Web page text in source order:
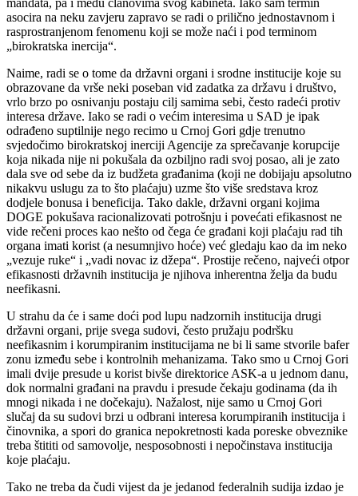
mandata, pa i među članovima svog kabineta. Iako sam termin
asocira na neku zavjeru zapravo se radi o prilično jednostavnom i
rasprostranjenom fenomenu koji se može naći i pod terminom
„birokratska inercija“.
Naime, radi se o tome da državni organi i srodne institucije koje su
obrazovane da vrše neki poseban vid zadatka za državu i društvo,
vrlo brzo po osnivanju postaju cilj samima sebi, često radeći protiv
interesa države. Iako se radi o većim interesima u SAD je ipak
odrađeno suptilnije nego recimo u Crnoj Gori gdje trenutno
svjedočimo birokratskoj inerciji Agencije za sprečavanje korupcije
koja nikada nije ni pokušala da ozbiljno radi svoj posao, ali je zato
dala sve od sebe da iz budžeta građanima (koji ne dobijaju apsolutno
nikakvu uslugu za to što plaćaju) uzme što više sredstava kroz
dodjele bonusa i beneficija. Tako dakle, državni organi kojima
DOGE pokušava racionalizovati potrošnju i povećati efikasnost ne
vide rečeni proces kao nešto od čega će građani koji plaćaju rad tih
organa imati korist (a nesumnjivo hoće) već gledaju kao da im neko
„vezuje ruke“ i „vadi novac iz džepa“. Prostije rečeno, najveći otpor
efikasnosti državnih institucija je njihova inherentna želja da budu
neefikasni.
U strahu da će i same doći pod lupu nadzornih institucija drugi
državni organi, prije svega sudovi, često pružaju podršku
neefikasnim i korumpiranim institucijama ne bi li same stvorile bafer
zonu između sebe i kontrolnih mehanizama. Tako smo u Crnoj Gori
imali dvije presude u korist bivše direktorice ASK-a u jednom danu,
dok normalni građani na pravdu i presude čekaju godinama (da ih
mnogi nikada i ne dočekaju). Nažalost, nije samo u Crnoj Gori
slučaj da su sudovi brzi u odbrani interesa korumpiranih institucija i
činovnika, a spori do granica nepokretnosti kada poreske obveznike
treba štititi od samovolje, nesposobnosti i nepočinstava institucija
koje plaćaju.
Tako ne treba da čudi vijest da je jedanod federalnih sudija izdao je